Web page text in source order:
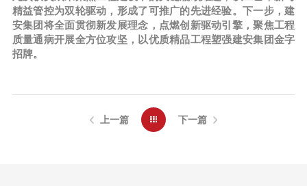
精益管控为双轮驱动，形成了可推广的先进经验。下一步，建
安集团将全面贯彻新发展理念，点燃创新驱动引擎，聚焦工程
质量通病开展全方位攻坚，以优质精品工程塑强建安集团金字
招牌。
上一篇 下一篇